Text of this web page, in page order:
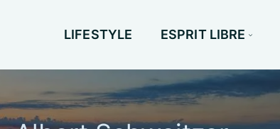
LIFESTYLE ESPRIT LIBRE